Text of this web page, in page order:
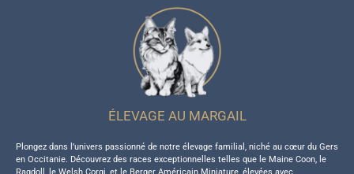
ÉLEVAGE AU MARGAIL
Plongez dans l’univers passionné de notre élevage familial, niché au cœur du Gers
en Occitanie. Découvrez des races exceptionnelles telles que le Maine Coon, le